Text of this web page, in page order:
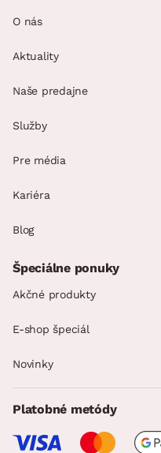
O nás
Aktuality
Naše predajne
Služby
Pre média
Kariéra
Blog
Špeciálne ponuky
Akčné produkty
E-shop špeciál
Novinky
Platobné metódy